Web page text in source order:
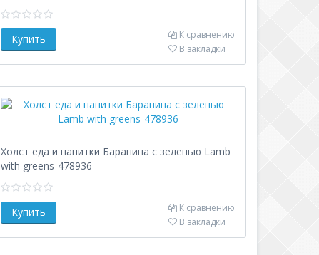
К сравнению
В закладки
Холст еда и напитки Баранина с зеленью Lamb
with greens-478936
К сравнению
В закладки